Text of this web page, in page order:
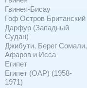
Гвинея-Бисау
Гоф Остров Британский
Дарфур (Западный
Судан)
Джибути, Берег Сомали,
Афаров и Исса
Египет
Египет (ОАР) (1958-
1971)